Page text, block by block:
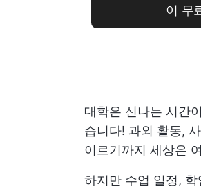
이 무
대학은 신나는 시간
습니다! 과외 활동,
이르기까지 세상은
하지만 수업 일정,